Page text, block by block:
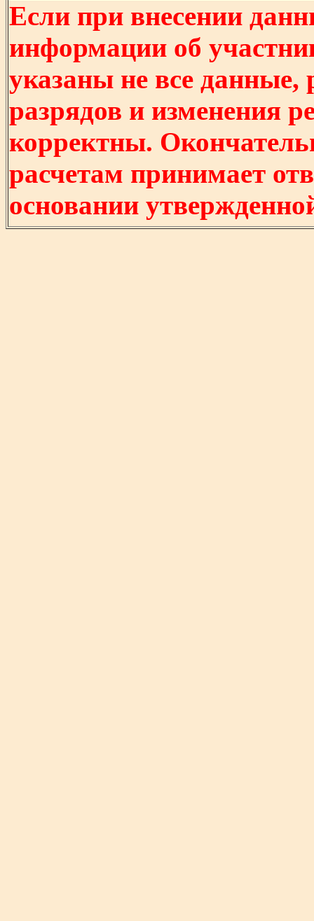
Если при внесении
информации об
указаны не все
разрядов и изменения
корректны.
расчетам принимает
основании